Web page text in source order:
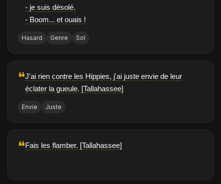
- je suis désolé.
- Boom... et ouais !
Hasard Genre Sol
❝J'ai rien contre les Hippies, j'ai juste envie de leur
éclater la gueule. [Tallahassee]
Envie Juste
❝Fais les flamber. [Tallahassee]